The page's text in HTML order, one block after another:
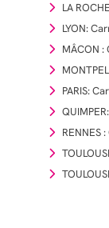
LA
LYON:
MÂCON :
PARIS:
RENNES